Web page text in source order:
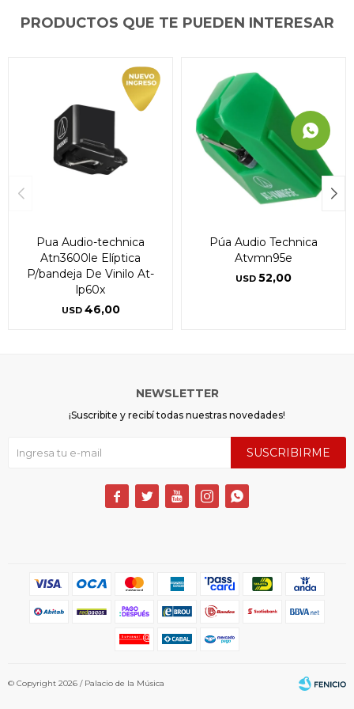
PRODUCTOS QUE TE PUEDEN INTERESAR
Pua Audio-technica
Atn3600le Elíptica
P/bandeja De Vinilo At-
lp60x
USD 46,00
Púa Audio Technica
Atvmn95e
USD 52,00
NEWSLETTER
¡Suscribite y recibí todas nuestras novedades!
SUSCRIBIRME
    
© Copyright 2026 / Palacio de la Música